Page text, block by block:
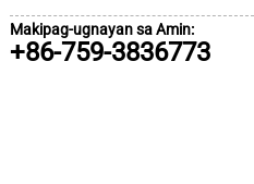
Makipag-ugnayan sa Amin:
+86-759-3836773